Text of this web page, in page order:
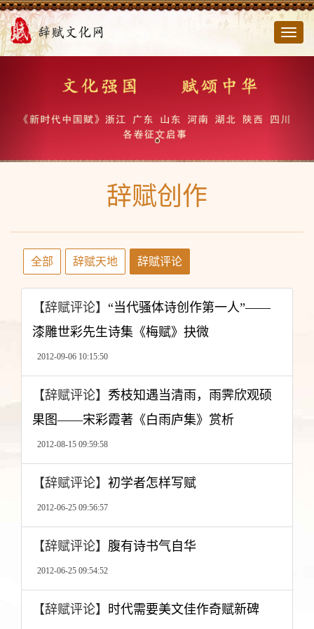
切
辞赋创作
全部 辞赋天地 辞赋评论
【辞赋评论】 “当代骚体诗创作第一人”——
漆雕世彩先生诗集《梅赋》抉微
2012-09-06 10:15:50
【辞赋评论】 秀枝知遇当清雨，雨霁欣观硕
果图——宋彩霞著《白雨庐集》赏析
2012-08-15 09:59:58
【辞赋评论】 初学者怎样写赋
2012-06-25 09:56:57
【辞赋评论】 腹有诗书气自华
2012-06-25 09:54:52
【辞赋评论】 时代需要美文佳作奇赋新碑